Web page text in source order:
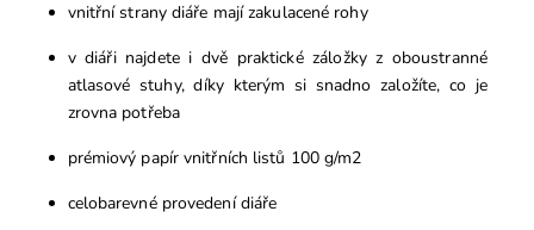
vnitřní strany diáře mají zakulacené rohy
v diáři najdete i dvě praktické záložky z oboustranné
atlasové stuhy, díky kterým si snadno založíte, co je
zrovna potřeba
prémiový papír vnitřních listů 100 g/m2
celobarevné provedení diáře